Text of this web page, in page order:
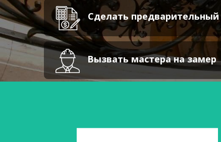
Сделать предварительный
Вызвать мастера на замер